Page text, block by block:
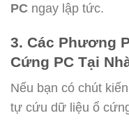
PC ngay lập tức.
3. Các Phương
Cứng PC Tại
Nếu bạn có chút
tự cứu dữ liệu ổ